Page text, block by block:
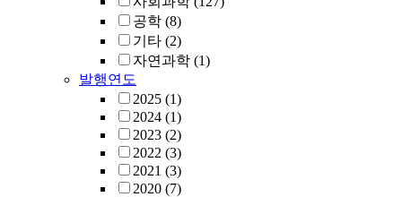
공학 (8)
기타 (2)
자연과학 (1)
발행연도
2025 (1)
2024 (1)
2023 (2)
2022 (3)
2021 (3)
2020 (7)